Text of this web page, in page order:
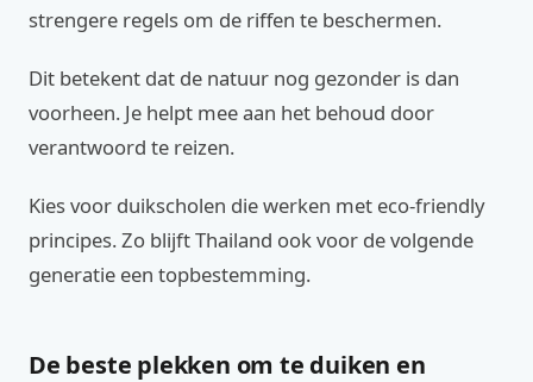
strengere regels om de riffen te beschermen.
Dit betekent dat de natuur nog gezonder is dan
voorheen. Je helpt mee aan het behoud door
verantwoord te reizen.
Kies voor duikscholen die werken met eco-friendly
principes. Zo blijft Thailand ook voor de volgende
generatie een topbestemming.
De beste plekken om te duiken en